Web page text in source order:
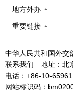
地方外办
重要链接
中华人民共和国外
联系我们 地址：北
电话：+86-10-
网站标识码：